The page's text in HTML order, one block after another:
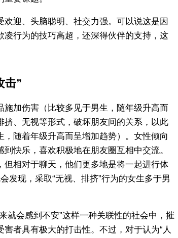
迎、头脑聪明、社交力强。可以说这是因
行为的技巧高超，还深得伙伴的支持，这
击”
加伤害（比较多见于男生，随年级升高而
、无视等形式，破坏朋友间的关系，以此
随着年级升高而呈增加趋势）。女性倾向
快乐，喜欢积极地在朋友圈互相中交流。
相对于聊天，他们更多地是将一起进行体
发现，采取“无视、排挤”行为的女生多于男
就会感到不安”这样一种关联性的社会中，摧
者具有极大的打击性。不过，对于认为“人